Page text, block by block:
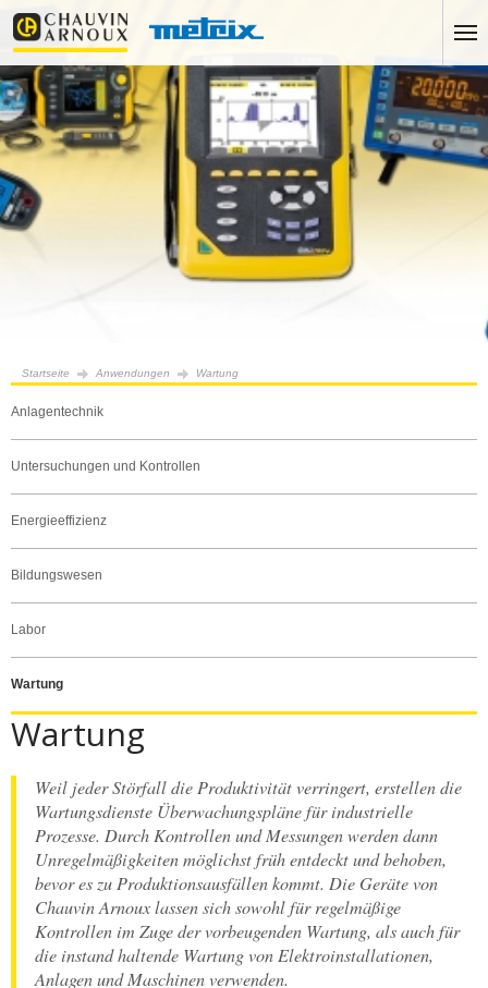
Startseite Anwendungen Wartung
Anlagentechnik
Untersuchungen und Kontrollen
Energieeffizienz
Bildungswesen
Labor
Wartung
Wartung
Weil jeder Störfall die Produktivität verringert, erstellen die
Wartungsdienste Überwachungspläne für industrielle
Prozesse. Durch Kontrollen und Messungen werden dann
Unregelmäßigkeiten möglichst früh entdeckt und behoben,
bevor es zu Produktionsausfällen kommt. Die Geräte von
Chauvin Arnoux lassen sich sowohl für regelmäßige
Kontrollen im Zuge der vorbeugenden Wartung, als auch für
die instand haltende Wartung von Elektroinstallationen,
Anlagen und Maschinen verwenden.